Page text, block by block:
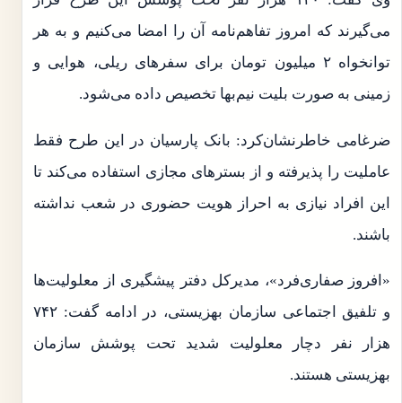
می‌گیرند که امروز تفاهم‌نامه آن را امضا می‌کنیم و به هر
توانخواه ۲ میلیون تومان برای سفرهای ریلی، هوایی و
زمینی به صورت بلیت نیم‌بها تخصیص داده می‌شود.
ضرغامی خاطرنشان‌کرد: بانک پارسیان در این طرح فقط
عاملیت را پذیرفته و از بسترهای مجازی استفاده می‌کند تا
این افراد نیازی به احراز هویت حضوری در شعب نداشته
باشند.
«افروز صفاری‌فرد»، مدیرکل دفتر پیشگیری از معلولیت‌ها
و تلفیق اجتماعی سازمان بهزیستی، در ادامه گفت: ۷۴۲
هزار نفر دچار معلولیت شدید تحت پوشش سازمان
بهزیستی هستند.